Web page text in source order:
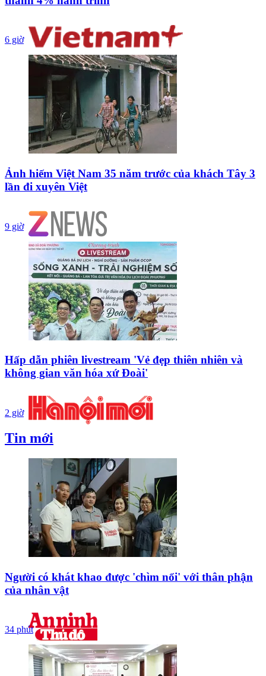
6 giờ
Ảnh hiếm Việt Nam 35 năm trước của khách Tây 3
lần đi xuyên Việt
9 giờ
Hấp dẫn phiên livestream 'Vẻ đẹp thiên nhiên và
không gian văn hóa xứ Đoài'
2 giờ
Tin mới
Người có khát khao được 'chìm nổi' với thân phận
của nhân vật
34 phút